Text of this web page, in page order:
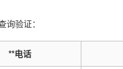
验证：
**电话